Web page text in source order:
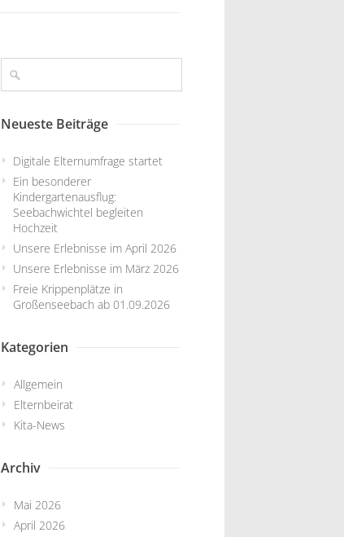
Neueste Beiträge
Digitale Elternumfrage startet
Ein besonderer
Kindergartenausflug:
Seebachwichtel begleiten
Hochzeit
Unsere Erlebnisse im April 2026
Unsere Erlebnisse im März 2026
Freie Krippenplätze in
Großenseebach ab 01.09.2026
Kategorien
Allgemein
Elternbeirat
Kita-News
Archiv
Mai 2026
April 2026